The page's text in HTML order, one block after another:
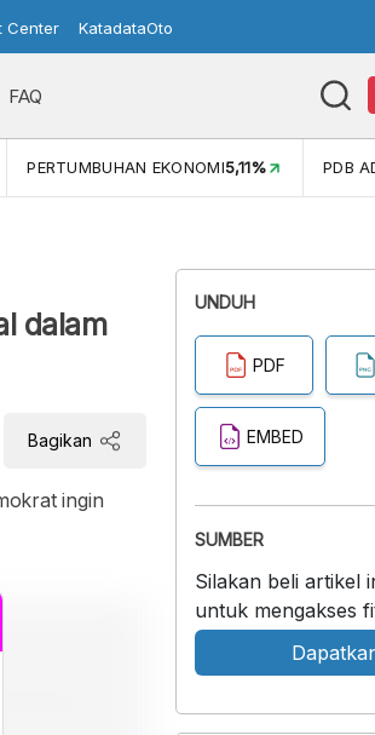
Center KatadataOto
FAQ
PERTUMBUHAN EKONOMI5,11% PDB
dalam
Bagikan
ingin
UNDUH
PDF
EMBED
SUMBER
Silakan beli artikel
untuk mengakses